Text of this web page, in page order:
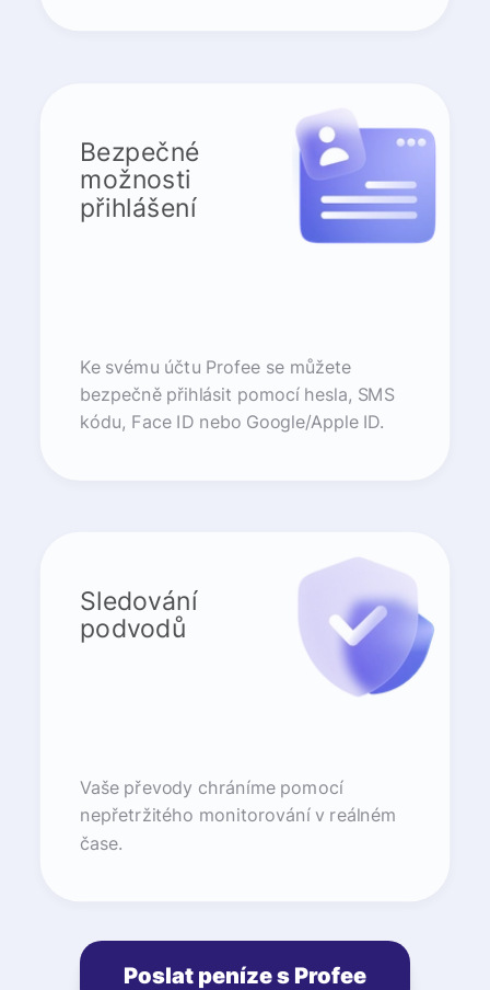
Bezpečné
možnosti
přihlášení
Ke svému účtu Profee se můžete
bezpečně přihlásit pomocí hesla, SMS
kódu, Face ID nebo Google/Apple ID.
Sledování
podvodů
Vaše převody chráníme pomocí
nepřetržitého monitorování v reálném
čase.
Poslat peníze s Profee